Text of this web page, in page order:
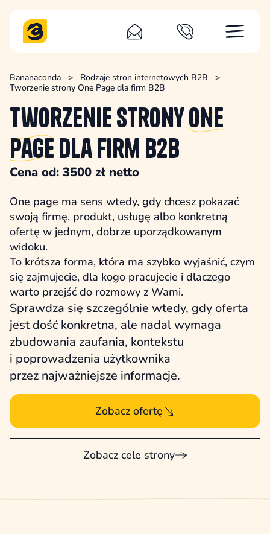
Bananaconda > Rodzaje stron internetowych B2B
>
Tworzenie strony One Page dla firm B2B
Tworzenie stronyOne
Pagedla firm B2B
Cena od: 3500 zł netto
One page ma sens wtedy, gdy chcesz pokazać
swoją firmę, produkt, usługę albo konkretną
ofertę w jednym, dobrze uporządkowanym
widoku.
To krótsza forma, która ma szybko wyjaśnić, czym
się zajmujecie, dla kogo pracujecie i dlaczego
warto przejść do rozmowy z Wami.
Sprawdza się szczególnie wtedy, gdy oferta
jest dość konkretna, ale nadal wymaga
zbudowania zaufania, kontekstu
i poprowadzenia użytkownika
przez najważniejsze informacje.
Zobacz ofertę
Zobacz cele strony